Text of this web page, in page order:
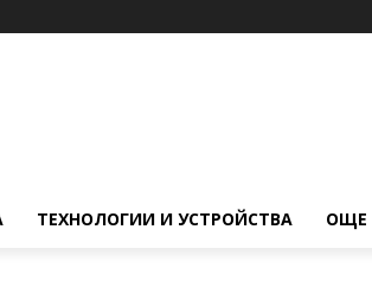
ТЕХНОЛОГИИ И УСТРОЙСТВА ОЩЕ